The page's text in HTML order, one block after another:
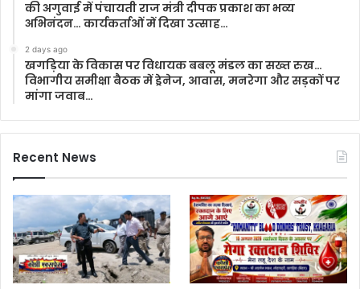
की अगुवाई में पंचायती राज मंत्री दीपक प्रकाश का भव्य
अभिनंदन… कार्यकर्ताओं में दिखा उत्साह…
2 days ago
खगड़िया के विकास पर विधायक बबलू मंडल का सख्त रुख…
विभागीय समीक्षा बैठक में ड्रेनेज, आवास, मनरेगा और सड़कों पर
मांगा जवाब…
Recent News